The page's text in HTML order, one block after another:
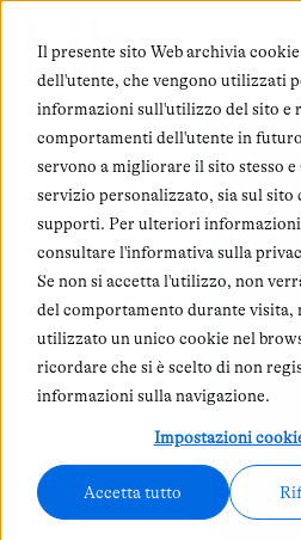
Il presente sito Web archivia
dell'utente, che vengono utilizzati
informazioni sull'utilizzo del sito e
comportamenti dell'utente in
servono a migliorare il sito stesso
servizio personalizzato, sia sul
supporti. Per ulteriori
consultare l'informativa sulla
Se non si accetta l'utilizzo, non
del comportamento durante visita,
utilizzato un unico cookie nel
ricordare che si è scelto di non
informazioni sulla navigazione.
Impostazioni
Accetta tutto